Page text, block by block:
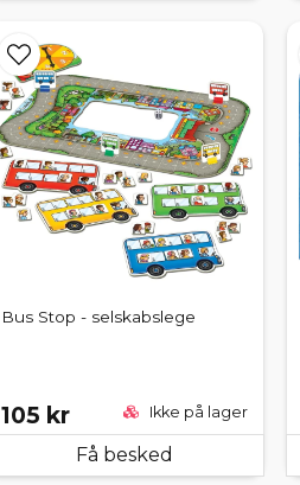
Bus Stop - selskabslege
105 kr Ikke på lager
Få besked